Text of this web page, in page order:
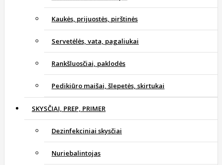
Kaukės, prijuostės, pirštinės
Servetėlės, vata, pagaliukai
Rankšluosčiai, paklodės
Pedikiūro maišai, šlepetės, skirtukai
SKYSČIAI, PREP, PRIMER
Dezinfekciniai skysčiai
Nuriebalintojas